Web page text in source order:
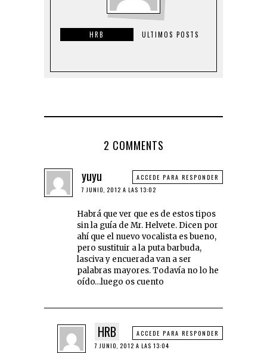
HRB ULTIMOS POSTS
2 COMMENTS
yuyu
7 JUNIO, 2012 A LAS 13:02
Habrá que ver que es de estos tipos
sin la guía de Mr. Helvete. Dicen por
ahí que el nuevo vocalista es bueno,
pero sustituir a la puta barbuda,
lasciva y encuerada van a ser
palabras mayores. Todavía no lo he
oído…luego os cuento
ACCEDE PARA RESPONDER
HRB
7 JUNIO, 2012 A LAS 13:04
ACCEDE PARA RESPONDER